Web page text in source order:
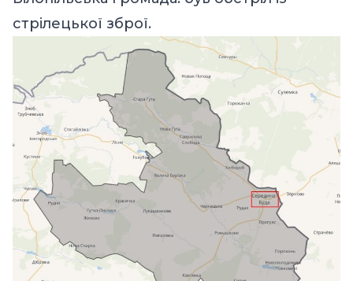
стрілецької зброї.